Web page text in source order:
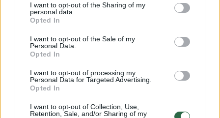
I want to opt-out of the Sharing of my
personal data.
Opted In
I want to opt-out of the Sale of my
Personal Data.
Opted In
I want to opt-out of processing my
Personal Data for Targeted Advertising.
Opted In
I want to opt-out of Collection, Use,
Retention, Sale, and/or Sharing of my
geriausias pastarojo dvidešimtmečio P.
Almodóvaro filmas, primenantis intymų
dienoraštį ar išpažintį. Pagrindinius
vaidmenis filme atlieka režisieriaus
talismanais vadinami aktoriai Antonio
Banderas ir Penélope Cruz, karjeras pradėję
vaidmenimis P. Almodóvaro filmuose ir